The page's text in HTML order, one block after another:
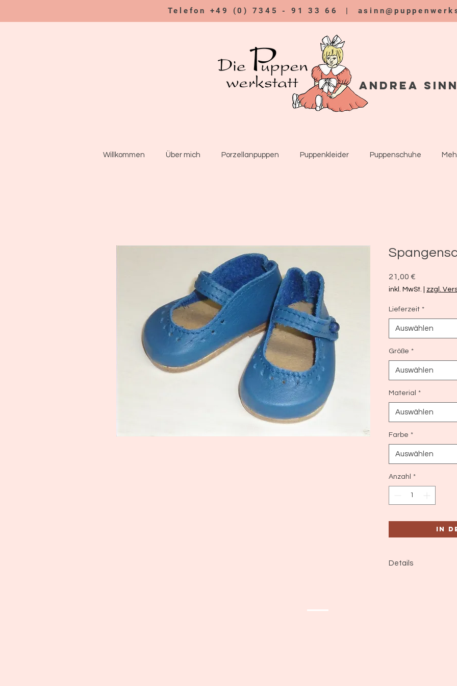
Telefon +49 (0) 7345 - 91 33 66 |
Andrea Sinn
Willkommen Über mich Porzellanpuppen Puppenkleider Puppenschuhe
21,00 €
inkl. MwSt. zzgl.
Lieferzeit *
Auswählen
Größe *
Auswählen
Material *
Auswählen
Farbe *
Auswählen
Anzahl *
In
Details